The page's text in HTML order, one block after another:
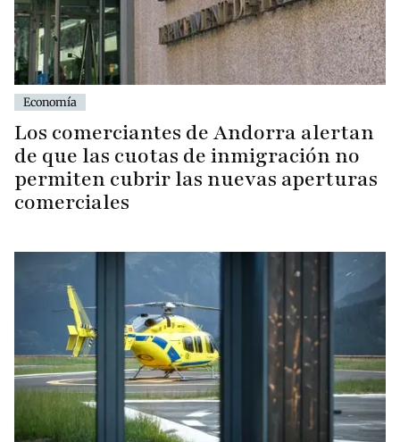
Economía
Los comerciantes de Andorra alertan
de que las cuotas de inmigración no
permiten cubrir las nuevas aperturas
comerciales